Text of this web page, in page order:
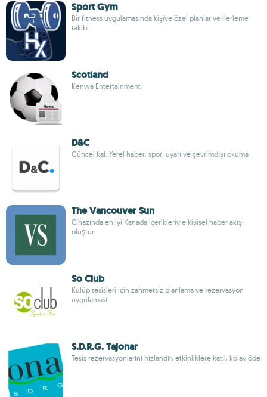
Sport Gym
Bir fitness uygulamasında kişiye özel planlar ve ilerleme
takibi
Scotland
Kenwa Entertainment
D&C
Güncel kal: Yerel haber, spor, uyarı ve çevrimdışı okuma
The Vancouver Sun
Cihazında en iyi Kanada içerikleriyle kişisel haber akışı
oluştur
So Club
Kulüp tesisleri için zahmetsiz planlama ve rezervasyon
uygulaması
S.D.R.G. Tajonar
Tesis rezervasyonlarını hızlandır, etkinliklere katıl, kolay öde